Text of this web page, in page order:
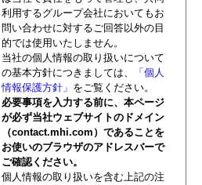
利用するグループ会社においてもお
問い合わせに対するご回答以外の目
的では使用いたしません。
当社の個人情報の取り扱いについて
の基本方針につきましては、
「個人
情報保護方針」 をご覧ください。
必要事項を入力する前に、本ページ
が必ず当社ウェブサイトのドメイン
（contact.mhi.com）であることを
お使いのブラウザのアドレスバーで
ご確認ください。
個人情報の取り扱いを含む上記の注